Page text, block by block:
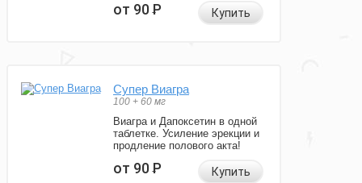
от 90Р Купить
Супер Виагра
100 + 60 мг
Виагра и Дапоксетин в одной
таблетке. Усиление эрекции и
продление полового акта!
от 90Р Купить